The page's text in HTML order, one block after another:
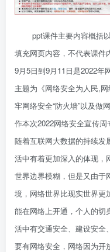
ppt课件主要内容概括
填充网页内容，不代表课件
9月5日到9月11日是2022年
主题为《网络安全为人民,
牢网络安全“防火墙”以及做
作本次2022网络安全宣传周
随着互联网大数据的持续发
活中有着更加深入的体现，
世界边界模糊，但是又由于
境，网络世界比现实世界更
能在网络上开通，个人的切
活中有交通安全、建设安全
要有网络安全，网络因为开